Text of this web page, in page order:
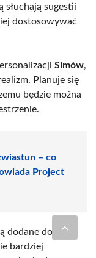
słuchają sugestii
dostosowywać
Simów,
Planuje się
będzie można
– co
Project
dodane do gry,
bardziej